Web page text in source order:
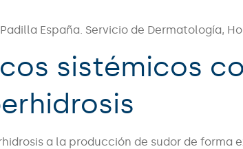
España. Servicio de Dermatología,
sistémicos
a la producción de sudor de forma